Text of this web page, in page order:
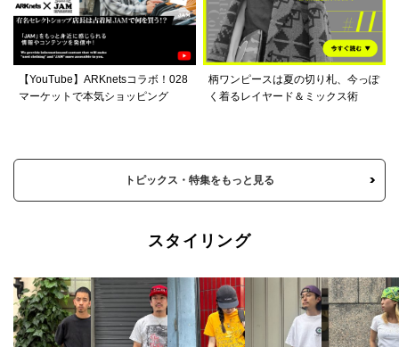
【YouTube】ARKnetsコラボ！028
マーケットで本気ショッピング
柄ワンピースは夏の切り札、今っぽ
く着るレイヤード＆ミックス術
トピックス・特集をもっと見る
スタイリング